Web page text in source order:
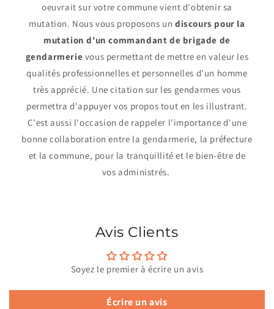
oeuvrait sur votre commune vient d'obtenir sa
mutation. Nous vous proposons undiscours pour la
mutation d'un commandant de brigade de
gendarmerie vous permettant de mettre en valeur les
qualités professionnelles et personnelles d'un homme
très apprécié. Une citation sur les gendarmes vous
permettra d'appuyer vos propos tout en les illustrant.
C'est aussi l'occasion de rappeler l'importance d'une
bonne collaboration entre la gendarmerie, la préfecture
et la commune, pour la tranquillité et le bien-être de
vos administrés.
Avis Clients
Soyez le premier à écrire un avis
Écrire un avis